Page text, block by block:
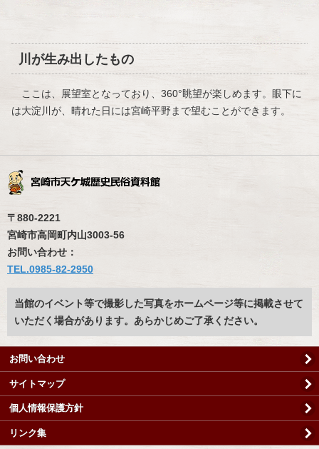
川が生み出したもの
ここは、展望室となっており、360°眺望が楽しめます。眼下に
は大淀川が、晴れた日には宮崎平野まで望むことができます。
〒880-2221
宮崎市高岡町内山3003-56
お問い合わせ：
TEL.0985-82-2950
当館のイベント等で撮影した写真をホームページ等に掲載させて
いただく場合があります。あらかじめご了承ください。
お問い合わせ
サイトマップ
個人情報保護方針
リンク集